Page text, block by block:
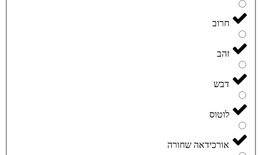
חרוב
זהב
דבש
לוטוס
אורכידאה שחורה